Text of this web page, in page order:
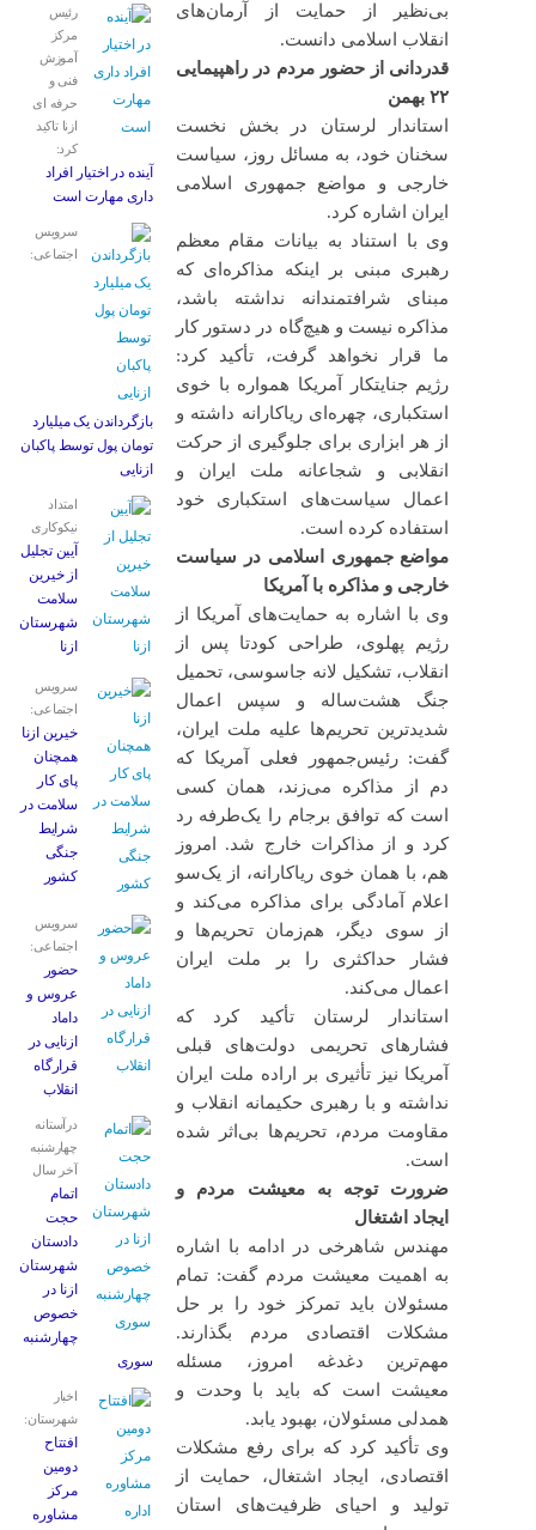
بی‌نظیر از حمایت از آرمان‌های
انقلاب اسلامی دانست.
قدردانی از حضور مردم در راهپیمایی
۲۲ بهمن
استاندار لرستان در بخش نخست
سخنان خود، به مسائل روز، سیاست
خارجی و مواضع جمهوری اسلامی
ایران اشاره کرد.
وی با استناد به بیانات مقام معظم
رهبری مبنی بر اینکه مذاکره‌ای که
مبنای شرافتمندانه نداشته باشد،
مذاکره نیست و هیچ‌گاه در دستور کار
ما قرار نخواهد گرفت، تأکید کرد:
رژیم جنایتکار آمریکا همواره با خوی
استکباری، چهره‌ای ریاکارانه داشته و
از هر ابزاری برای جلوگیری از حرکت
انقلابی و شجاعانه ملت ایران و
اعمال سیاست‌های استکباری خود
استفاده کرده است.
مواضع جمهوری اسلامی در سیاست
خارجی و مذاکره با آمریکا
وی با اشاره به حمایت‌های آمریکا از
رژیم پهلوی، طراحی کودتا پس از
انقلاب، تشکیل لانه جاسوسی، تحمیل
جنگ هشت‌ساله و سپس اعمال
شدیدترین تحریم‌ها علیه ملت ایران،
گفت: رئیس‌جمهور فعلی آمریکا که
دم از مذاکره می‌زند، همان کسی
است که توافق برجام را یک‌طرفه رد
کرد و از مذاکرات خارج شد. امروز
هم، با همان خوی ریاکارانه، از یک‌سو
اعلام آمادگی برای مذاکره می‌کند و
از سوی دیگر، هم‌زمان تحریم‌ها و
فشار حداکثری را بر ملت ایران
اعمال می‌کند.
استاندار لرستان تأکید کرد که
فشارهای تحریمی دولت‌های قبلی
آمریکا نیز تأثیری بر اراده ملت ایران
نداشته و با رهبری حکیمانه انقلاب و
مقاومت مردم، تحریم‌ها بی‌اثر شده
است.
ضرورت توجه به معیشت مردم و
ایجاد اشتغال
مهندس شاهرخی در ادامه با اشاره
به اهمیت معیشت مردم گفت: تمام
مسئولان باید تمرکز خود را بر حل
مشکلات اقتصادی مردم بگذارند.
مهم‌ترین دغدغه امروز، مسئله
معیشت است که باید با وحدت و
همدلی مسئولان، بهبود یابد.
وی تأکید کرد که برای رفع مشکلات
اقتصادی، ایجاد اشتغال، حمایت از
تولید و احیای ظرفیت‌های استان
رئیس
مرکز
آموزش
فنی و
حرفه ای
ازنا تاکید
کرد:
آینده در اختیار افراد
داری مهارت است
سرویس
اجتماعی:
بازگرداندن یک میلیارد
تومان پول توسط پاکبان
ازنایی
امتداد
نیکوکاری
آیین تجلیل
از خیرین
سلامت
شهرستان
ازنا
سرویس
اجتماعی:
خیرین ازنا
همچنان
پای کار
سلامت در
شرایط
جنگی
کشور
سرویس
اجتماعی:
حضور
عروس و
داماد
ازنایی در
قرارگاه
انقلاب
درآستانه
چهارشنبه
آخر سال
اتمام
حجت
دادستان
شهرستان
ازنا در
خصوص
چهارشنبه
‌سوری
اخبار
شهرستان:
افتتاح
دومین
مرکز
مشاوره